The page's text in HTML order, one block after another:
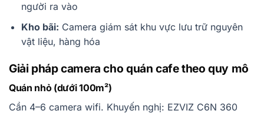
người ra vào
Kho bãi: Camera giám sát khu vực lưu trữ nguyên
vật liệu, hàng hóa
Giải pháp camera cho quán cafe theo quy mô
Quán nhỏ (dưới 100m²)
Cần 4–6 camera wifi. Khuyến nghị: EZVIZ C6N 360